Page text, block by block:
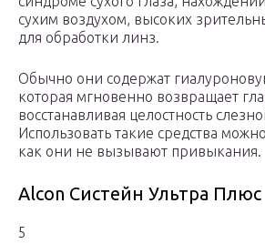
сухим воздухом, высоких
для обработки линз.
Обычно они содержат
которая мгновенно возвращает
восстанавливая целостность
Использовать такие средства
как они не вызывают привыкания.
Alcon Систейн Ультра Плюс
5